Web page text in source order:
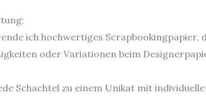
ich hochwertiges Scrapbookingpapier,
oder Variationen beim
Schachtel zu einem Unikat mit